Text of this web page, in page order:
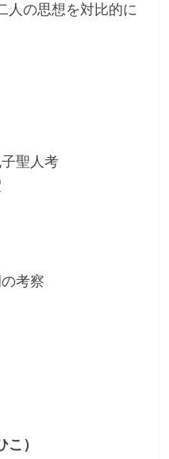
人の思想を対比的に
聖人考
考察
）